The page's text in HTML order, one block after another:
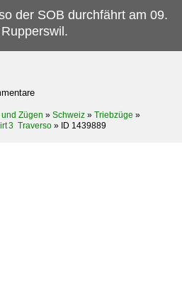
der SOB durchfährt am 09.
Zügen » Schweiz » Triebzüge »
3 Traverso » ID 1439889